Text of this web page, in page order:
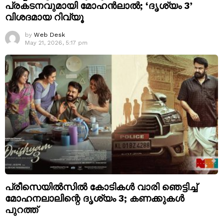
പ്രകടനവുമായി മോഹൻലാൽ; ‘ദൃശ്യം 3’
വിശദമായ റിവ്യൂ
by Web Desk
May 21, 2026, 5:17 pm
പ്രീസെയിൽസിൽ കോടികൾ വാരി ഞെട്ടിച്ച്
മോഹനലാലിന്റെ ദൃശ്യം 3; കണക്കുകൾ
പുറത്ത്